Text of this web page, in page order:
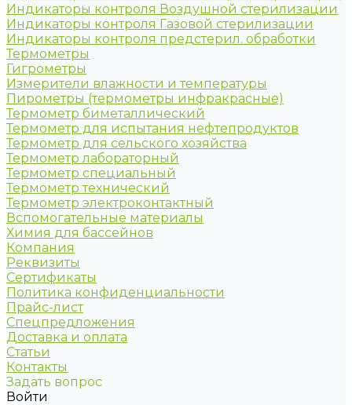
Индикаторы контроля Воздушной стерилизации
Индикаторы контроля Газовой стерилизации
Индикаторы контроля предстерил. обработки
Термометры
Гигрометры
Измерители влажности и температуры
Пирометры (термометры инфракрасные)
Термометр биметаллический
Термометр для испытания нефтепродуктов
Термометр для сельского хозяйства
Термометр лабораторный
Термометр специальный
Термометр технический
Термометр электроконтактный
Вспомогательные материалы
Химия для бассейнов
Компания
Реквизиты
Сертификаты
Политика конфиденциальности
Прайс-лист
Спецпредложения
Доставка и оплата
Статьи
Контакты
Задать вопрос
Войти